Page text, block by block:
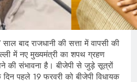
साल बाद राजधानी की सत्ता में वापसी की
में नए मुख्यमंत्री का शपथ ग्रहण
की संभावना है। बीजेपी से जुड़े सूत्रों
पहले 19 फरवरी को बीजेपी विधायक